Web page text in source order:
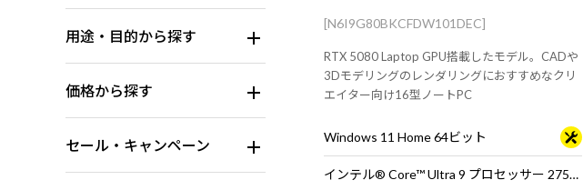
用途・目的から探す
価格から探す
セール・キャンペーン
[N6I9G80BKCFDW101DEC]
RTX 5080 Laptop GPU搭載したモデル。CADや
3Dモデリングのレンダリングにおすすめなクリ
エイター向け16型ノートPC
Windows 11 Home 64ビット
インテル® Core™ Ultra 9 プロセッサー 275HX